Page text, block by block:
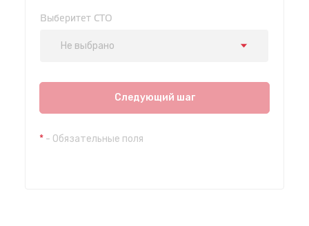
Выберитет СТО
Не выбрано
СТО "Красноярская"
ул. Красноярская, 5
с 8.00 до 22.00, без выходных
СТО "Каштакское кольцо"
Следующий шаг
*- Обязательные поля